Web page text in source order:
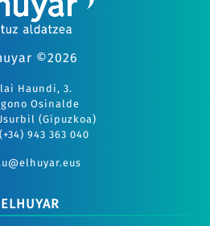
©2026
Haundi, 3.
Osinalde
(Gipuzkoa)
943 363 040